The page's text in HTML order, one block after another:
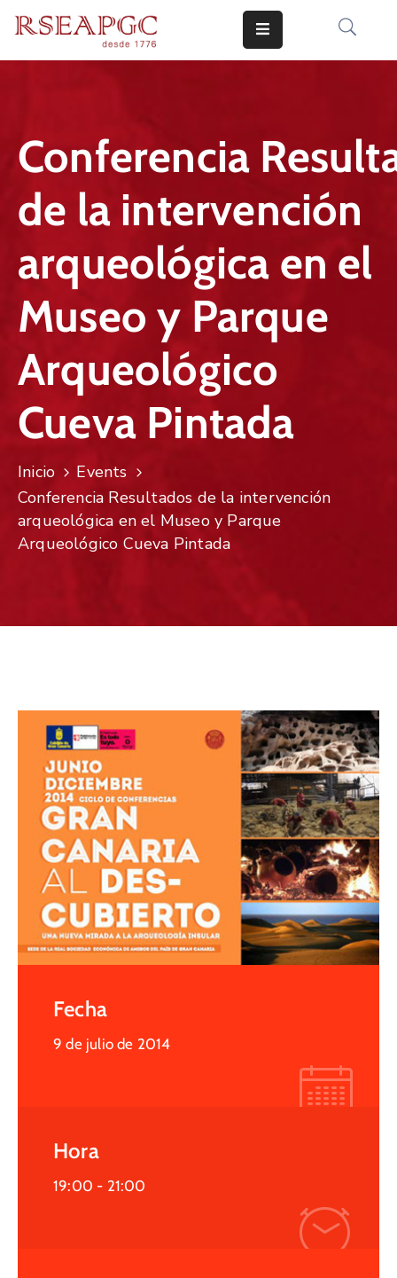
COMUNICADOS
CONOCERNOS
CONTACTO
Conferencia
de la intervención
arqueológica en el
Museo y Parque
Arqueológico
Cueva Pintada
Inicio
Events
Conferencia Resultados de la intervención
arqueológica en el Museo y Parque
Arqueológico Cueva Pintada
Fecha
9 de julio de 2014
Hora
19:00 - 21:00